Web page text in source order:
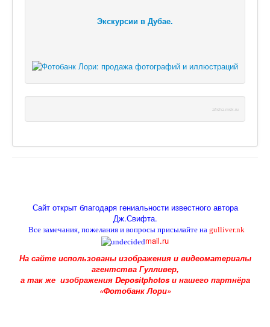
Экскурсии в Дубае.
afisha-msk.ru
Сайт открыт благодаря гениальности известного автора
Дж.Свифта.
Все замечания, пожелания и вопросы присылайте на gulliver.nk
mail.ru
На сайте использованы изображения и видеоматериалы
агентства Гулливер,
а так же изображения Depositphotos и нашего партнёра
«Фотобанк Лори»